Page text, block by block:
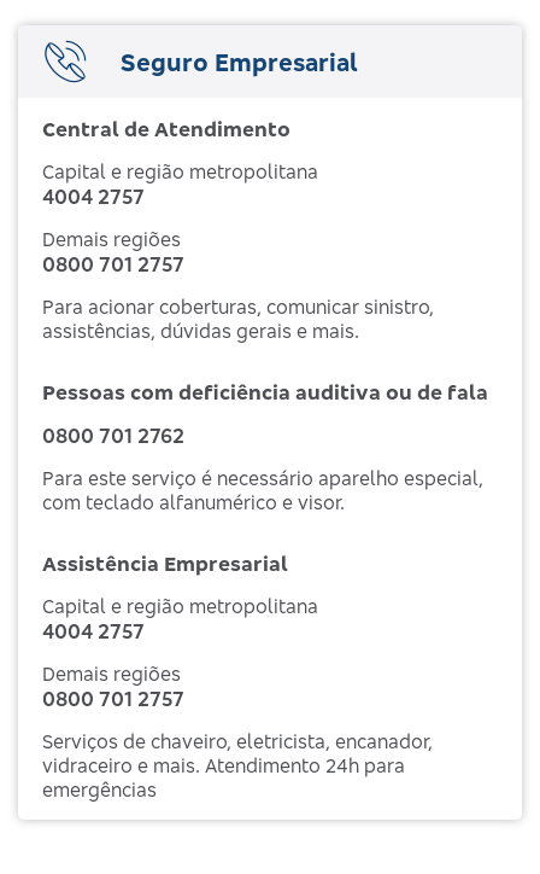
Seguro Empresarial
Central de Atendimento
Capital e região metropolitana
4004 2757
Demais regiões
0800 701 2757
Para acionar coberturas, comunicar sinistro,
assistências, dúvidas gerais e mais.
Pessoas com deficiência auditiva ou de fala
0800 701 2762
Para este serviço é necessário aparelho especial,
com teclado alfanumérico e visor.
Assistência Empresarial
Capital e região metropolitana
4004 2757
Demais regiões
0800 701 2757
Serviços de chaveiro, eletricista, encanador,
vidraceiro e mais. Atendimento 24h para
emergências